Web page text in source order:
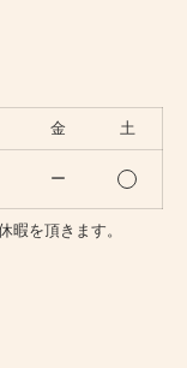
金 土
ー
暇を頂きます。